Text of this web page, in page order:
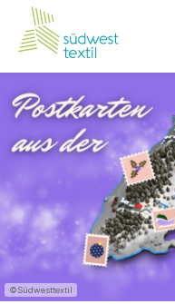
©Südwesttextil